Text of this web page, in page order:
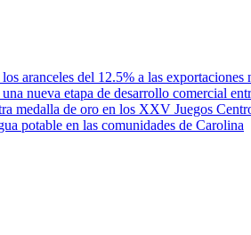
aranceles del 12.5% a las exportaciones
nueva etapa de desarrollo comercial
medalla de oro en los XXV Juegos
potable en las comunidades de Carolina